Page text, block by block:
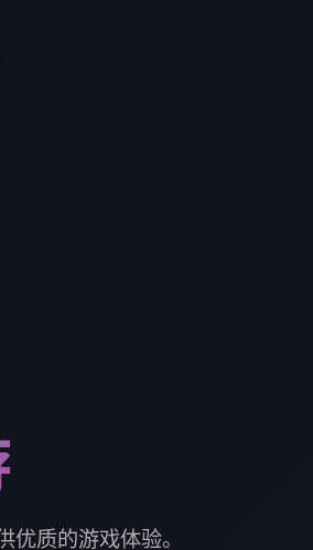
质的游戏体验。